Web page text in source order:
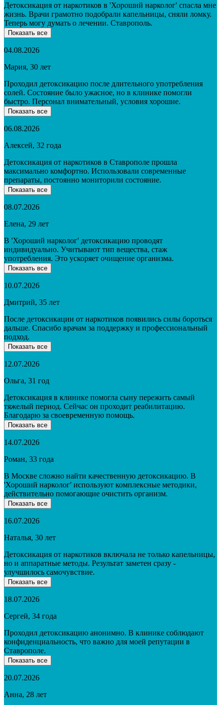
Детоксикация от наркотиков в 'Хороший нарколог' спасла мне
жизнь. Врачи грамотно подобрали капельницы, сняли ломку.
Теперь могу думать о лечении. Ставрополь.
Показать все
04.08.2026
Мария, 30 лет
Проходил детоксикацию после длительного употребления
солей. Состояние было ужасное, но в клинике помогли
быстро. Персонал внимательный, условия хорошие.
Показать все
06.08.2026
Алексей, 32 года
Детоксикация от наркотиков в Ставрополе прошла
максимально комфортно. Использовали современные
препараты, постоянно мониторили состояние.
Показать все
08.07.2026
Елена, 29 лет
В 'Хороший нарколог' детоксикацию проводят
индивидуально. Учитывают тип вещества, стаж
употребления. Это ускоряет очищение организма.
Показать все
10.07.2026
Дмитрий, 35 лет
После детоксикации от наркотиков появились силы бороться
дальше. Спасибо врачам за поддержку и профессиональный
подход.
Показать все
12.07.2026
Ольга, 31 год
Детоксикация в клинике помогла сыну пережить самый
тяжелый период. Сейчас он проходит реабилитацию.
Благодарю за своевременную помощь.
Показать все
14.07.2026
Роман, 33 года
В Москве сложно найти качественную детоксикацию. В
'Хороший нарколог' используют комплексные методики,
действительно помогающие очистить организм.
Показать все
16.07.2026
Наталья, 30 лет
Детоксикация от наркотиков включала не только капельницы,
но и аппаратные методы. Результат заметен сразу -
улучшилось самочувствие.
Показать все
18.07.2026
Сергей, 34 года
Проходил детоксикацию анонимно. В клинике соблюдают
конфиденциальность, что важно для моей репутации в
Ставрополе.
Показать все
20.07.2026
Анна, 28 лет